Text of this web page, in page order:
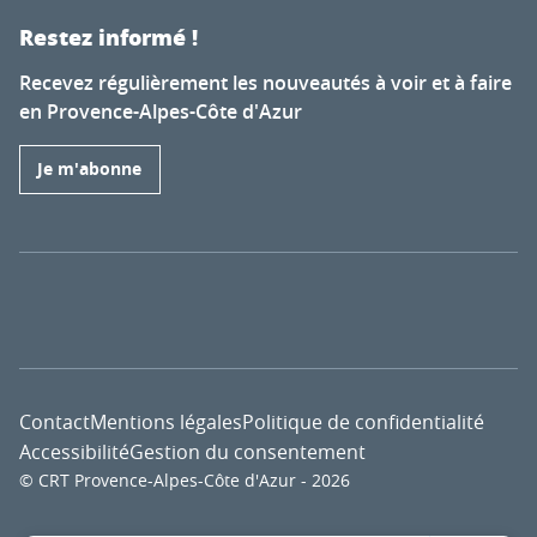
Restez informé !
Recevez régulièrement les nouveautés à voir et à faire
en Provence-Alpes-Côte d'Azur
Je m'abonne
© CRT Provence-Alpes-Côte d'Azur - 2026
ContactMentions légalesPolitique de confidentialité
AccessibilitéGestion du consentement